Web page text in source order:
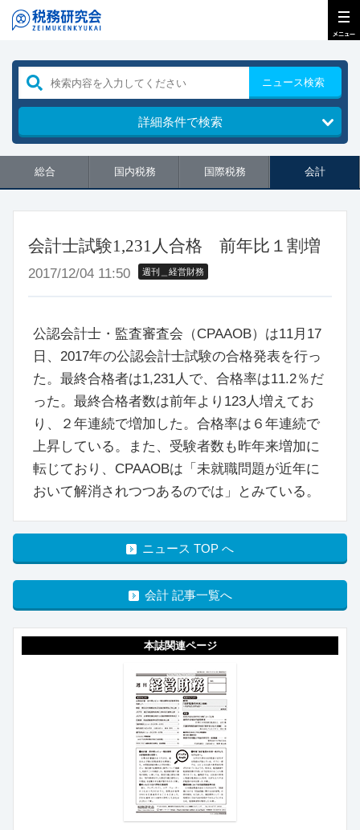
ニュース検索
詳細条件で検索
総合 国内税務 国際税務 会計
会計士試験1,231人合格 前年比１割増
2017/12/04 11:50 週刊＿経営財務
公認会計士・監査審査会（CPAAOB）は11月17
日、2017年の公認会計士試験の合格発表を行っ
た。最終合格者は1,231人で、合格率は11.2％だ
った。最終合格者数は前年より123人増えてお
り、２年連続で増加した。合格率は６年連続で
上昇している。また、受験者数も昨年来増加に
転じており、CPAAOBは「未就職問題が近年に
おいて解消されつつあるのでは」とみている。
ニュース TOP へ
会計 記事一覧へ
本誌関連ページ